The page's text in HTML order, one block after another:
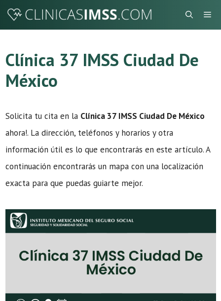
Saltar
Clínica 37 IMSS Ciudad De
México
Solicita tu cita en la Clínica 37 IMSS Ciudad De México
ahora!. La dirección, teléfonos y horarios y otra
información útil es lo que encontrarás en este artículo. A
continuación encontrarás un mapa con una localización
exacta para que puedas guiarte mejor.